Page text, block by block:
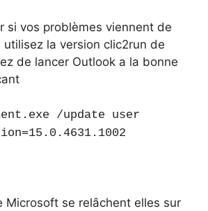
si vos problèmes viennent de
utilisez la version clic2run de
de lancer Outlook a la bonne
/update user
Microsoft se relâchent elles sur